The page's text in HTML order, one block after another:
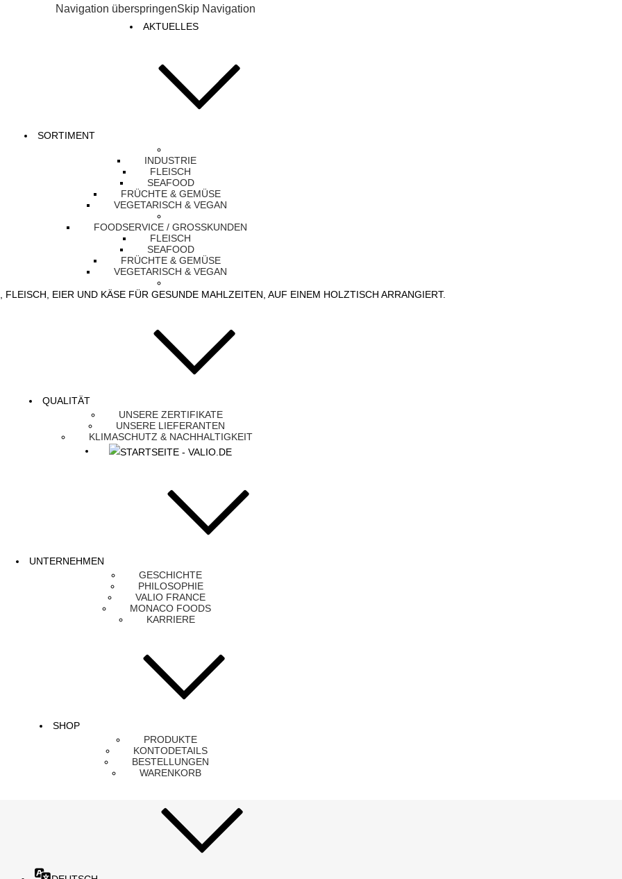
Navigation überspringenSkip Navigation
AKTUELLES
SORTIMENT
INDUSTRIE
FLEISCH
SEAFOOD
FRÜCHTE & GEMÜSE
VEGETARISCH & VEGAN
FOODSERVICE / GROSSKUNDEN
FLEISCH
SEAFOOD
FRÜCHTE & GEMÜSE
VEGETARISCH & VEGAN
QUALITÄT
UNSERE ZERTIFIKATE
UNSERE LIEFERANTEN
KLIMASCHUTZ & NACHHALTIGKEIT
UNTERNEHMEN
GESCHICHTE
PHILOSOPHIE
VALIO FRANCE
MONACO FOODS
KARRIERE
SHOP
PRODUKTE
KONTODETAILS
BESTELLUNGEN
WARENKORB